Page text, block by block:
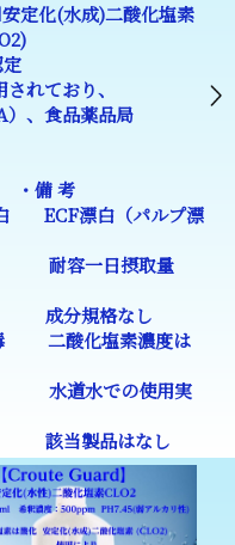
定化(水成)二酸化塩素
定
れており、
、食品薬品局
考
漂白（パルプ漂
日摂取量
分規格なし
二酸化塩素濃度は
の使用実
製品はなし